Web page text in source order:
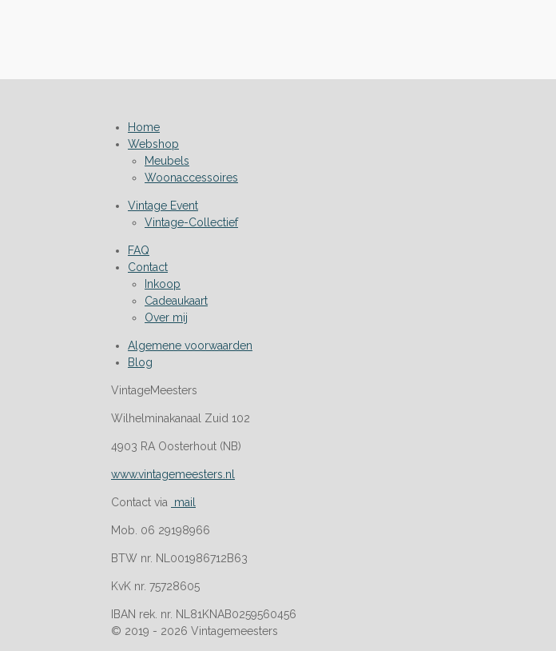
Home
Webshop
Meubels
Woonaccessoires
Vintage Event
Vintage-Collectief
FAQ
Contact
Inkoop
Cadeaukaart
Over mij
Algemene voorwaarden
Blog
VintageMeesters
Wilhelminakanaal Zuid 102
4903 RA Oosterhout (NB)
www.vintagemeesters.nl
Contact via mail
Mob. 06 29198966
BTW nr. NL001986712B63
KvK nr. 75728605
IBAN rek. nr. NL81KNAB0259560456
© 2019 - 2026 Vintagemeesters